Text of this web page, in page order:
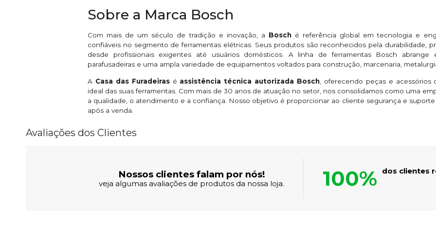
Sobre a Marca Bosch
Com mais de um século de tradição e inovação, a Bosché referência global em tecnologia e
confiáveis no segmento de ferramentas elétricas. Seus produtos são reconhecidos pela durabilidade,
desde profissionais exigentes até usuários domésticos. A linha de ferramentas Bosch abrange
parafusadeiras e uma ampla variedade de equipamentos voltados para construção, marcenaria,
A Casa das Furadeirasé assistência técnica autorizada Bosch , oferecendo peças e
ideal das suas ferramentas. Com mais de 30 anos de atuação no setor, nos consolidamos como uma
a qualidade, o atendimento e a confiança. Nosso objetivo é proporcionar ao cliente segurança e
após a venda.
Avaliações dos Clientes
Nossos clientes falam por nós!
veja algumas avaliações de produtos da nossa loja. 100% dos clientes